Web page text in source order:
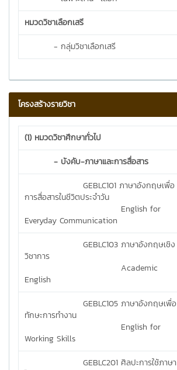
หมวดวิชาเลือกเสรี
- กลุ่มวิชาเลือกเสรี
โครงสร้างรายวิชา
(1) หมวดวิชาศึกษาทั่วไป
- บังคับ-ภาษาและการสื่อสาร
GEBLC101 ภาษาอังกฤษเพื่อ
การสื่อสารในชีวิตประจำวัน
English for
Everyday Communication
GEBLC103 ภาษาอังกฤษเชิง
วิชาการ
Academic
English
GEBLC105 ภาษาอังกฤษเพื่อ
ทักษะการทำงาน
English for
Working Skills
GEBLC201 ศิลปะการใช้ภาษา